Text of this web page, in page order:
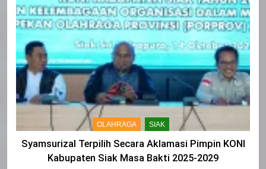
OLAHRAGA SIAK
Syamsurizal Terpilih Secara Aklamasi Pimpin KONI
Kabupaten Siak Masa Bakti 2025-2029